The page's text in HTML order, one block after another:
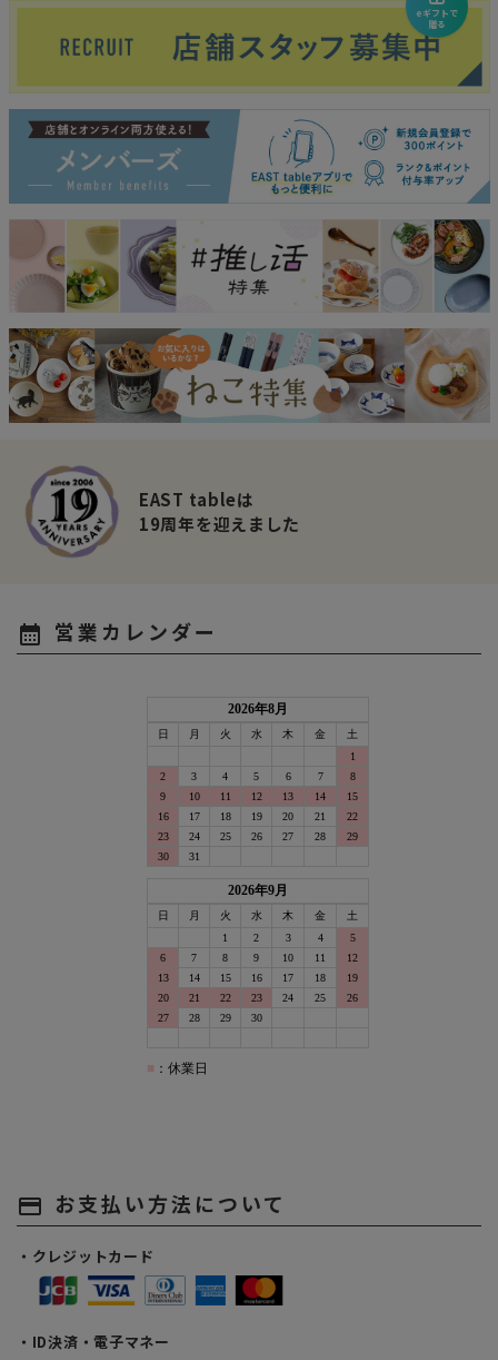
EAST tableは
19周年を迎えました
calendar_month 営業カレンダー
payment お支払い方法について
・クレジットカード
・ID決済・電子マネー
eギフトで
贈る